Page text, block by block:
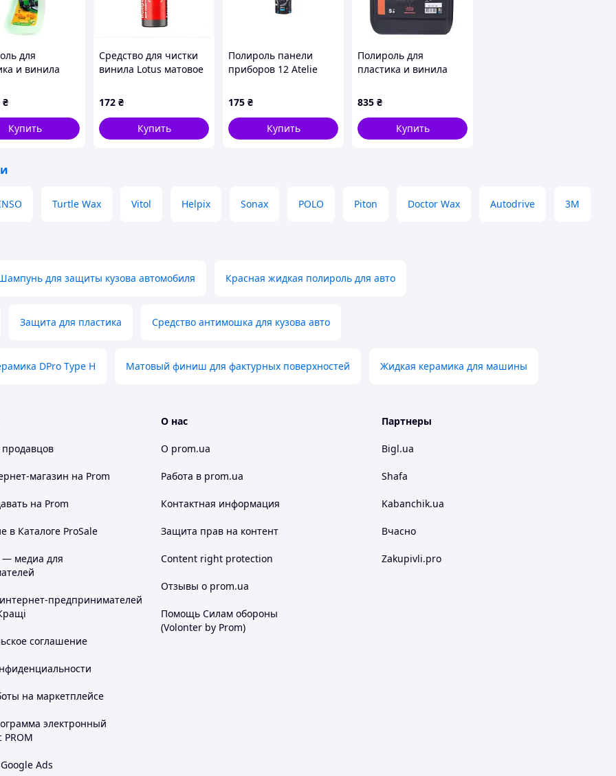
для
и винила
(00000048471)
₴
Купить
Средство для чистки
винила Lotus матовое
172 ₴
Купить
Полироль панели
приборов 12 Atelie
175 ₴
Купить
Полироль для
пластика и винила
835 ₴
Купить
Turtle Wax Vitol Helpix Sonax POLO Piton Doctor Wax Autodrive 3М
для защиты кузова автомобиля Красная жидкая полироль для авто
Защита для пластика Средство антимошка для кузова авто
DPro Type H Матовый финиш для фактурных поверхностей Жидкая керамика для машины
магазин на Prom
на Prom
в Каталоге ProSale
— медиа для
предпринимателей
соглашение
на маркетплейсе
электронный
PROM
Ads
О нас
О prom.ua
Работа в prom.ua
Контактная информация
Защита прав на контент
Content right protection
Отзывы о prom.ua
Помощь Силам обороны
(Volonter by Prom)
Партнеры
Bigl.ua
Shafa
Kabanchik.ua
Вчасно
Zakupivli.pro